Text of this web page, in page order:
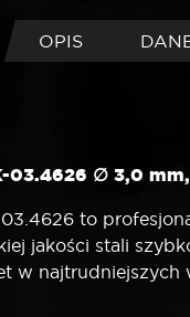
OPIS
03.4626 ∅ 3,0
to
jakości stali
w najtrudniejszych